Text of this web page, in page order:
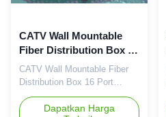
CATV Wall Mountable
Fiber Distribution Box 16
Port Dengan Ketahanan
Hujan
CATV Wall Mountable Fiber
Distribution Box 16 Port
Dengan Ketahanan Hujan
Berlaku dalam proyek FTTH
Dapatkan Harga